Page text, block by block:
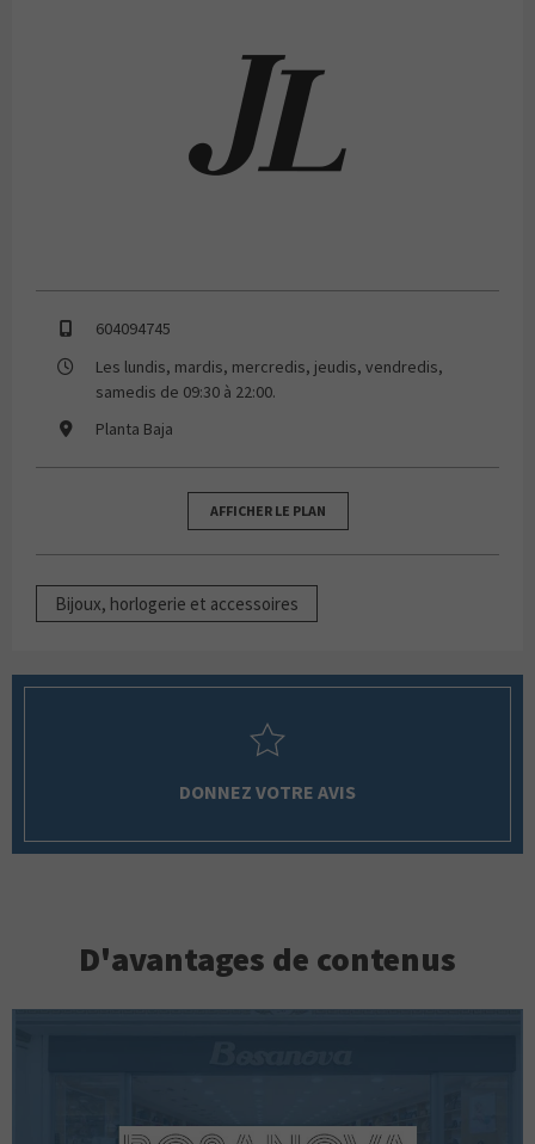
604094745
Les lundis, mardis, mercredis, jeudis, vendredis,
samedis de 09:30 à 22:00.
Planta Baja
AFFICHER LE PLAN
Bijoux, horlogerie et accessoires
DONNEZ VOTRE AVIS
D'avantages de contenus